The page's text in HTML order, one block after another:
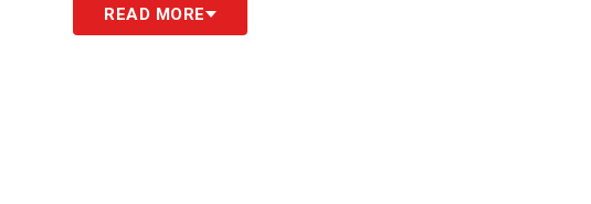
il Settore Ospiti). La seduta è cominciata in palestra con un
READ MORE